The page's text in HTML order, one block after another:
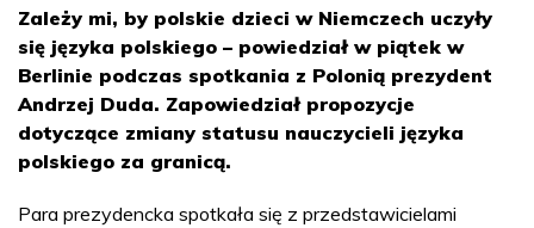
Zależy mi, by polskie dzieci w Niemczech uczyły
się języka polskiego – powiedział w piątek w
Berlinie podczas spotkania z Polonią prezydent
Andrzej Duda. Zapowiedział propozycje
dotyczące zmiany statusu nauczycieli języka
polskiego za granicą.
Para prezydencka spotkała się z przedstawicielami